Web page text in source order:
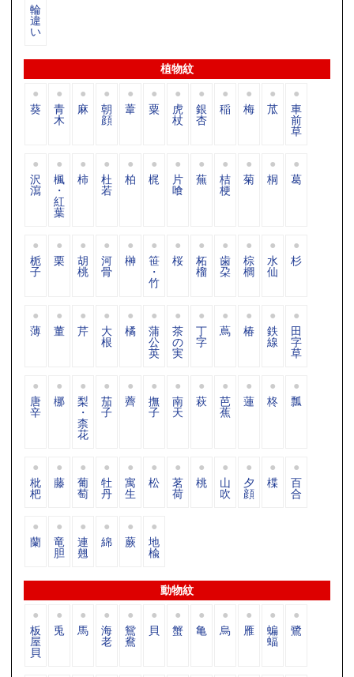
輪
違
い
植物紋
葵 青
木
麻 朝
顔
葦 粟 虎
杖
銀
杏
稲 梅 苽 車
前
草
沢
瀉
楓
・
紅
葉
柿 杜
若
柏 梶 片
喰
蕪 桔
梗
菊 桐 葛
栀
子
栗 胡
桃
河
骨
榊 笹
・
竹
桜 柘
榴
歯
朶
棕
櫚
水
仙
杉
薄 董 芹 大
根
橘 蒲
公
英
茶
の
実
丁
字
蔦 椿 鉄
線
田
字
草
唐
辛
梛 梨
・
柰
花
茄
子
薺 撫
子
南
天
萩 芭
蕉
蓮 柊 瓢
枇
杷
藤 葡
萄
牡
丹
寓
生
松 茗
荷
桃 山
吹
夕
顔
楪 百
合
蘭 竜
胆
連
翹
綿 蕨 地
楡
動物紋
板
屋
貝
兎 馬 海
老
鴛
鴦
貝 蟹 亀 烏 雁 蝙
蝠
鷺